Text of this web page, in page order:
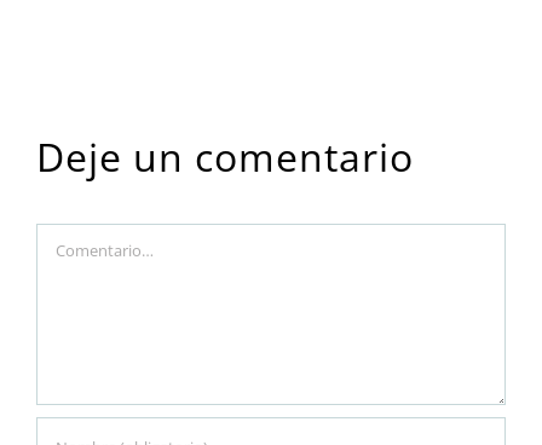
Deje un comentario
Comment